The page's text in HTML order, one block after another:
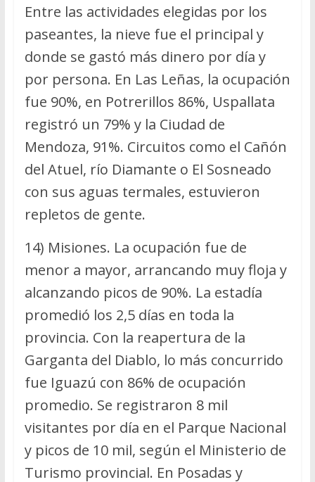
Entre las actividades elegidas por los
paseantes, la nieve fue el principal y
donde se gastó más dinero por día y
por persona. En Las Leñas, la ocupación
fue 90%, en Potrerillos 86%, Uspallata
registró un 79% y la Ciudad de
Mendoza, 91%. Circuitos como el Cañón
del Atuel, río Diamante o El Sosneado
con sus aguas termales, estuvieron
repletos de gente.
14) Misiones. La ocupación fue de
menor a mayor, arrancando muy floja y
alcanzando picos de 90%. La estadía
promedió los 2,5 días en toda la
provincia. Con la reapertura de la
Garganta del Diablo, lo más concurrido
fue Iguazú con 86% de ocupación
promedio. Se registraron 8 mil
visitantes por día en el Parque Nacional
y picos de 10 mil, según el Ministerio de
Turismo provincial. En Posadas y